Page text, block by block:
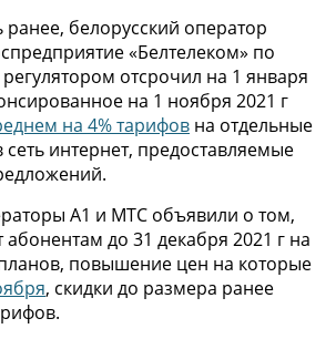
белорусский оператор
«Белтелеком» по
отсрочил на 1 января
на 1 ноября 2021 г
на 4% тарифов на отдельные
сеть интернет, предоставляемые
А1 и МТС объявили о том,
абонентам до 31 декабря 2021 г на
повышение цен на которые
, скидки до размера ранее